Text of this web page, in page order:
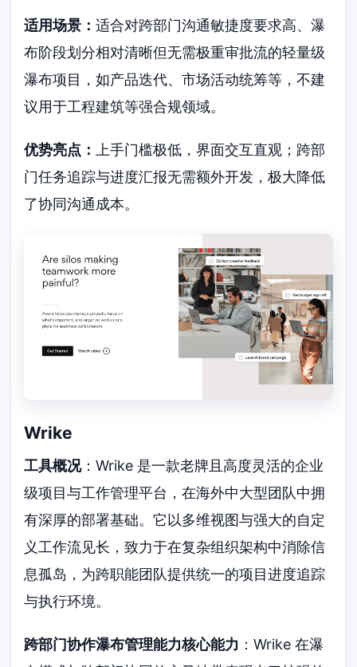
适用场景：适合对跨部门沟通敏捷度要求高、瀑
布阶段划分相对清晰但无需极重审批流的轻量级
瀑布项目，如产品迭代、市场活动统筹等，不建
议用于工程建筑等强合规领域。
优势亮点：上手门槛极低，界面交互直观；跨部
门任务追踪与进度汇报无需额外开发，极大降低
了协同沟通成本。
Wrike
工具概况：Wrike 是一款老牌且高度灵活的企业
级项目与工作管理平台，在海外中大型团队中拥
有深厚的部署基础。它以多维视图与强大的自定
义工作流见长，致力于在复杂组织架构中消除信
息孤岛，为跨职能团队提供统一的项目进度追踪
与执行环境。
跨部门协作瀑布管理能力核心能力 ：Wrike 在瀑